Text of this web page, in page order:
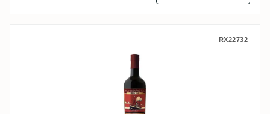
TCRL Saint André Warehouse #1 2016
RX22732